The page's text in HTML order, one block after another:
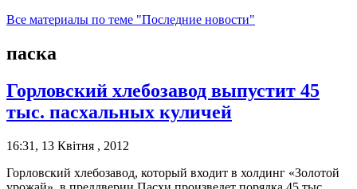
Все материалы по теме "Последние новости"
паска
Горловский хлебозавод выпустит 45
тыс. пасхальных куличей
16:31, 13 Квітня , 2012
Горловский хлебозавод, который входит в холдинг «Золотой